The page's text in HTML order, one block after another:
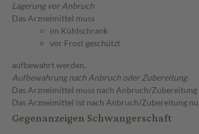
Lagerung vor Anbruch
Das Arzneimittel muss
im Kühlschrank
vor Frost geschützt
aufbewahrt werden.
Aufbewahrung nach Anbruch oder Zubereitung
Das Arzneimittel muss nach Anbruch/
Das Arzneimittel ist nach Anbruch/Zubereitung
Gegenanzeigen Schwangerschaft